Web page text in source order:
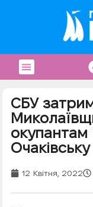
СБУ
окупантам
12 Квітня, 2022